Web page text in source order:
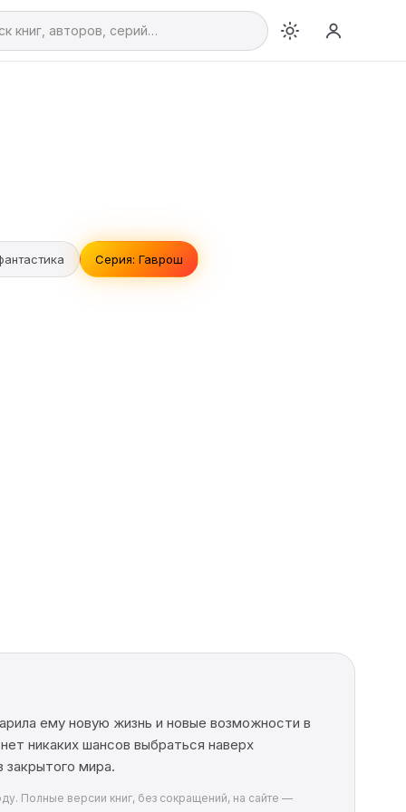
Серия: Гаврош
ему новую жизнь и новые возможности в
никаких шансов выбраться наверх
мира.
Полные версии книг, без сокращений, на сайте —